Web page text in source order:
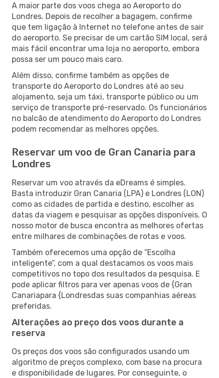
A maior parte dos voos chega ao Aeroporto do
Londres. Depois de recolher a bagagem, confirme
que tem ligação à Internet no telefone antes de sair
do aeroporto. Se precisar de um cartão SIM local, será
mais fácil encontrar uma loja no aeroporto, embora
possa ser um pouco mais caro.
Além disso, confirme também as opções de
transporte do Aeroporto do Londres até ao seu
alojamento, seja um táxi, transporte público ou um
serviço de transporte pré-reservado. Os funcionários
no balcão de atendimento do Aeroporto do Londres
podem recomendar as melhores opções.
Reservar um voo de Gran Canaria para
Londres
Reservar um voo através da eDreams é simples.
Basta introduzir Gran Canaria (LPA) e Londres (LON)
como as cidades de partida e destino, escolher as
datas da viagem e pesquisar as opções disponíveis. O
nosso motor de busca encontra as melhores ofertas
entre milhares de combinações de rotas e voos.
Também oferecemos uma opção de “Escolha
inteligente”, com a qual destacamos os voos mais
competitivos no topo dos resultados da pesquisa. E
pode aplicar filtros para ver apenas voos de {Gran
Canariapara {Londresdas suas companhias aéreas
preferidas.
Alterações ao preço dos voos durante a
reserva
Os preços dos voos são configurados usando um
algoritmo de preços complexo, com base na procura
e disponibilidade de lugares. Por conseguinte, o